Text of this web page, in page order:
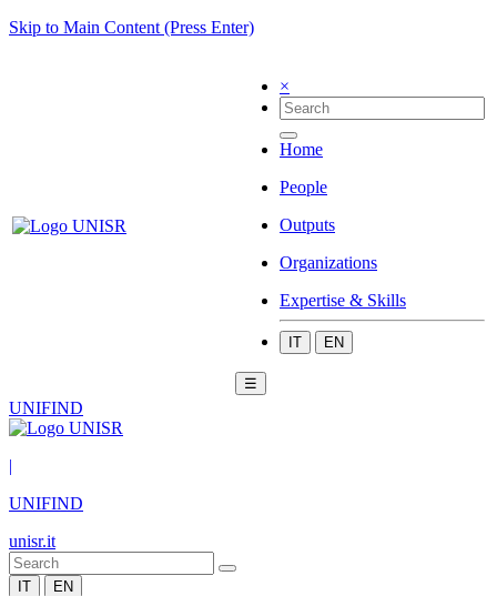
Skip to Main Content (Press Enter)
×
Home
People
Outputs
Organizations
Expertise & Skills
IT EN
☰
UNIFIND
|
UNIFIND
unisr.it
IT EN